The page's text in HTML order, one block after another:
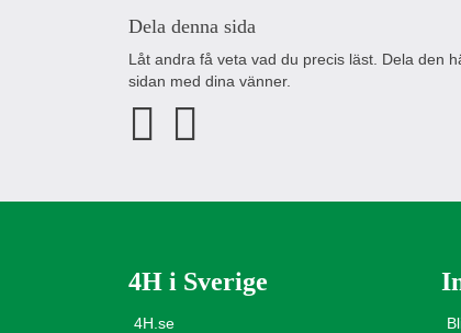
Dela denna sida
Låt andra få veta vad du precis läst. Dela den
sidan med dina vänner.
4H i Sverige
4H.se